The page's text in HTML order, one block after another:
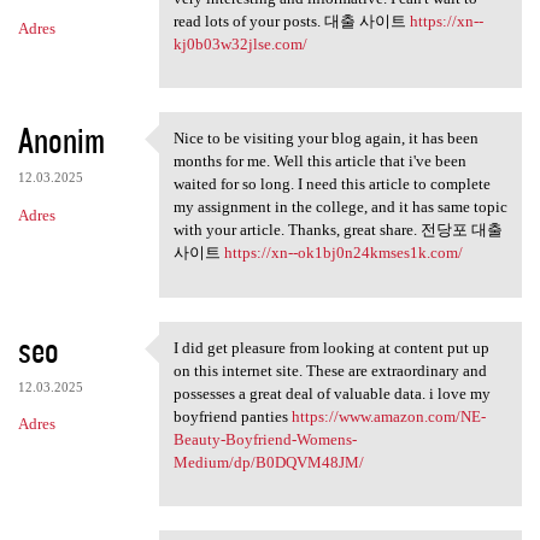
Adres
read lots of your posts. 대출 사이트 https://xn--
kj0b03w32jlse.com/
Anonim
12.03.2025
Adres
Nice to be visiting your blog
Nice to be visiting your blog again, it has been
months for me. Well this article that i've been
waited for so long. I need this article to complete
my assignment in the college, and it has same topic
with your article. Thanks, great share. 전당포 대출
사이트 https://xn--ok1bj0n24kmses1k.com/
seo
12.03.2025
Adres
I did get pleasure from
I did get pleasure from looking at content put up
on this internet site. These are extraordinary and
possesses a great deal of valuable data. i love my
boyfriend panties https://www.amazon.com/NE-
Beauty-Boyfriend-Womens-
Medium/dp/B0DQVM48JM/